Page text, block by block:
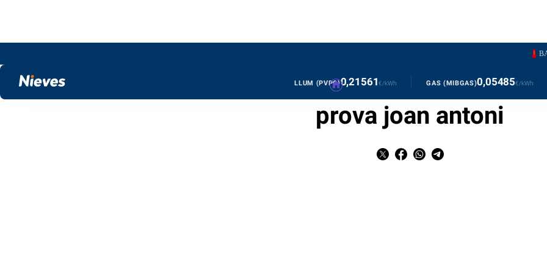
BARCELONA
LLUM (PVPC)0,21561€/kWh GAS (MIBGAS)0,05485€/kWh
prova joan antoni